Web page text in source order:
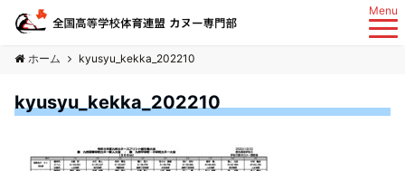
Menu
ホーム kyusyu_kekka_202210
kyusyu_kekka_202210